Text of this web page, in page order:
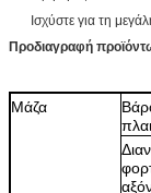
Ισχύστε για τη
Προδιαγραφή
Μάζα